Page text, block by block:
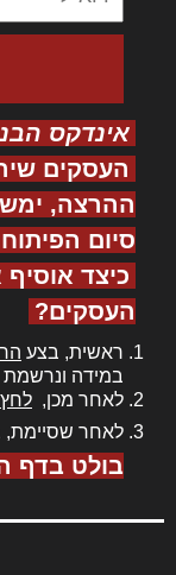
אינדקס
העסקים
ההרצה,
סיום
כיצד
העסקים?
ראשית, בצע
במידה
לאחר מכן, לחץ
לאחר שסיימת,
בולט בדף